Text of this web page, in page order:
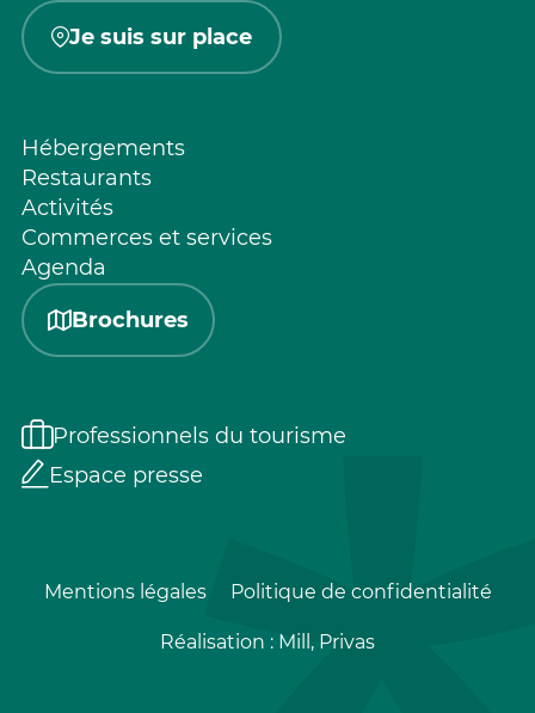
Je suis sur place
Hébergements
Restaurants
Activités
Commerces et services
Agenda
Brochures
Professionnels du tourisme
Espace presse
Mentions légales Politique de confidentialité
Réalisation : Mill, Privas